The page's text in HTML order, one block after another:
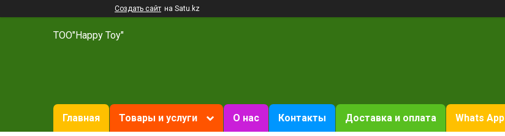
Создать сайт на Satu.kz
ТОО"Happy Toy"
Главная Товары и услуги О нас Контакты Доставка и оплата Whats App